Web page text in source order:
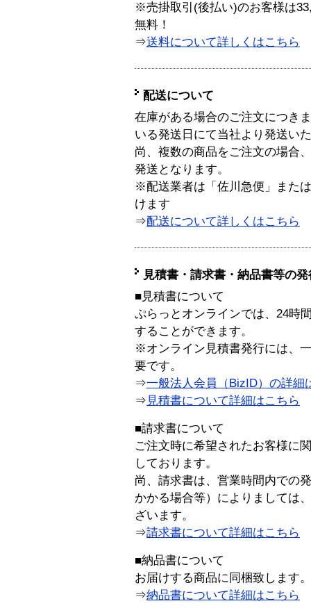
※売掛取引(後払い)のお客様は
無料！
⇒送料について詳しくはこちら
配送について
在庫がある場合のご注文につき
いる発送日にて当社より発送い
尚、複数の商品をご注文の場合
発送となります。
※配送業者は「佐川急便」また
けます
⇒配送について詳しくはこちら
見積書・請求書・納品書等の
■見積書について
ぷらっとオンラインでは、24時
することができます。
※オンライン見積書発行には、
要です。
⇒一般法人会員（BizID）の詳細
⇒ 見積書について詳細はこちら
■請求書について
ご注文時に希望されたお客様に
しております。
尚、請求書は、営業時間内での
かかる場合等）によりましては
ざいます。
⇒請求書について詳細はこちら
■納品書について
お届けする商品に同梱致します。
⇒納品書について詳細はこちら